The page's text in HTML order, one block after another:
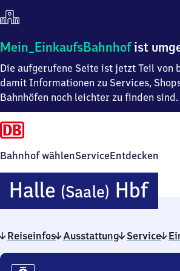
Mein
Einkaufsbahnhof
ist
umgezogen
Mein_EinkaufsBahnhofist
Die aufgerufene Seite ist jetzt Teil von
damit Informationen zu Services,
Bahnhöfen noch leichter zu finden sind.
Bahnhof wählenServiceEntdecken
Halle (Saale) HbfHalle
Reiseinfos Ausstattung Service
Reiseinfos